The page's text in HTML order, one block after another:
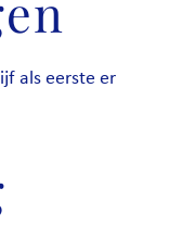
als eerste er